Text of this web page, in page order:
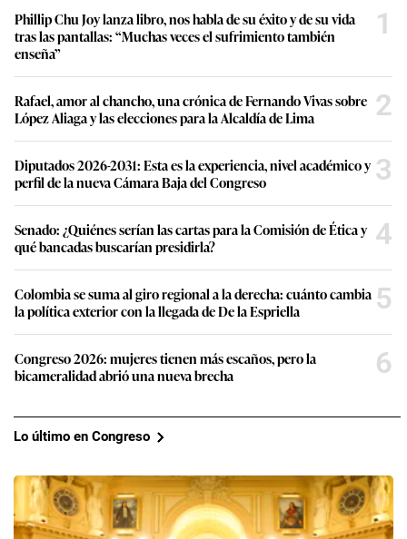
Phillip Chu Joy lanza libro, nos habla de su éxito y de su vida
tras las pantallas: “Muchas veces el sufrimiento también
enseña”
1
Rafael, amor al chancho, una crónica de Fernando Vivas sobre
López Aliaga y las elecciones para la Alcaldía de Lima
2
Diputados 2026-2031: Esta es la experiencia, nivel académico y
perfil de la nueva Cámara Baja del Congreso
3
Senado: ¿Quiénes serían las cartas para la Comisión de Ética y
qué bancadas buscarían presidirla?
4
Colombia se suma al giro regional a la derecha: cuánto cambia
la política exterior con la llegada de De la Espriella
5
Congreso 2026: mujeres tienen más escaños, pero la
bicameralidad abrió una nueva brecha
6
Lo último en Congreso